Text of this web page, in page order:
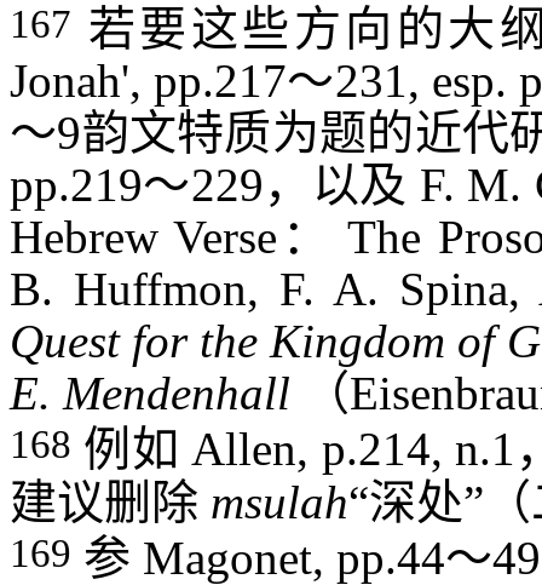
167 若要这些方向的大
Jonah', pp.217～231, esp.
～9韵文特质为题的近代
pp.219～229，以及 F. M.
Hebrew Verse ：
The
B. Huffmon, F. A.
Quest for the Kingdom of
E. Mendenhall
（
168 例如 Allen, p.214, n.1
建议删除 msulah“深处”
169 参 Magonet, pp.44～